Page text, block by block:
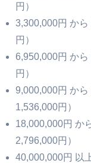
円）
3,300,000円 か
円）
6,950,000円 か
円）
9,000,000円 か
1,536,000円）
18,000,000円 か
2,796,000円）
40,000,000円 以